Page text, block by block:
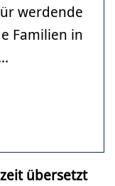
werdende
Familien in
übersetzt